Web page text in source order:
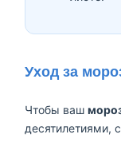
Уход за
Чтобы ваш
десятилетиями,